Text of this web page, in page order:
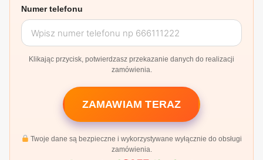
Numer telefonu
Klikając przycisk, potwierdzasz przekazanie danych do realizacji
zamówienia.
ZAMAWIAM TERAZ
Twoje dane są bezpieczne i wykorzystywane wyłącznie do obsługi
zamówienia.